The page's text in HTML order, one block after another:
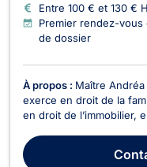
Entre 100 € et 130 €
Premier rendez-vous
de dossier
À propos : Maître Andréa
exerce en droit de la
en droit de l’immobilier,
prend en charge les
légale, de divorce et de